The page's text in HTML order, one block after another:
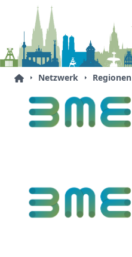
Netzwerk Regionen